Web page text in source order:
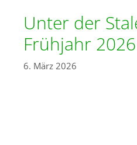
Unter der
Frühjahr 2026
6. März 2026